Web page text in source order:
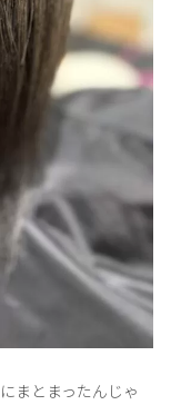
まとまったんじゃ